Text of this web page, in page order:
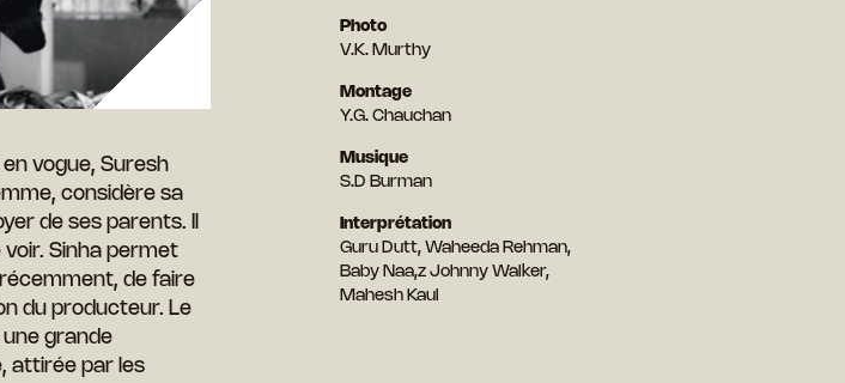
en vogue, Suresh
considère sa
de ses parents. Il
voir. Sinha permet
de faire
du producteur. Le
grande
attirée par les
Photo
V.K. Murthy
Montage
Y.G. Chauchan
Musique
S.D Burman
Interprétation
Guru Dutt, Waheeda Rehman,
Baby Naa,z Johnny Walker,
Mahesh Kaul